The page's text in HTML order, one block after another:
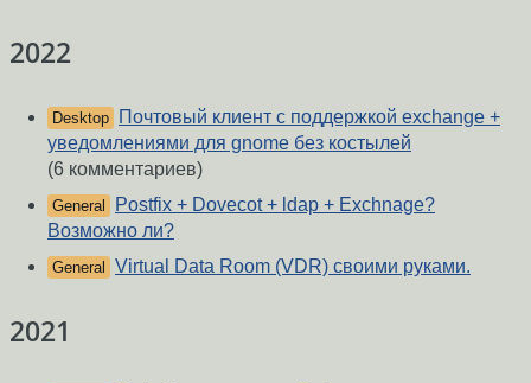
2022
Desktop
Почтовый клиент с поддержкой exchange +
уведомлениями для gnome без костылей
(6 комментариев)
General
Postfix + Dovecot + ldap + Exchnage?
Возможно ли?
General Virtual Data Room (VDR) своими руками.
2021